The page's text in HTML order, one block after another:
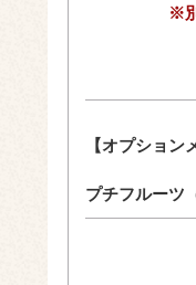
※
【オプション
プチフルーツ